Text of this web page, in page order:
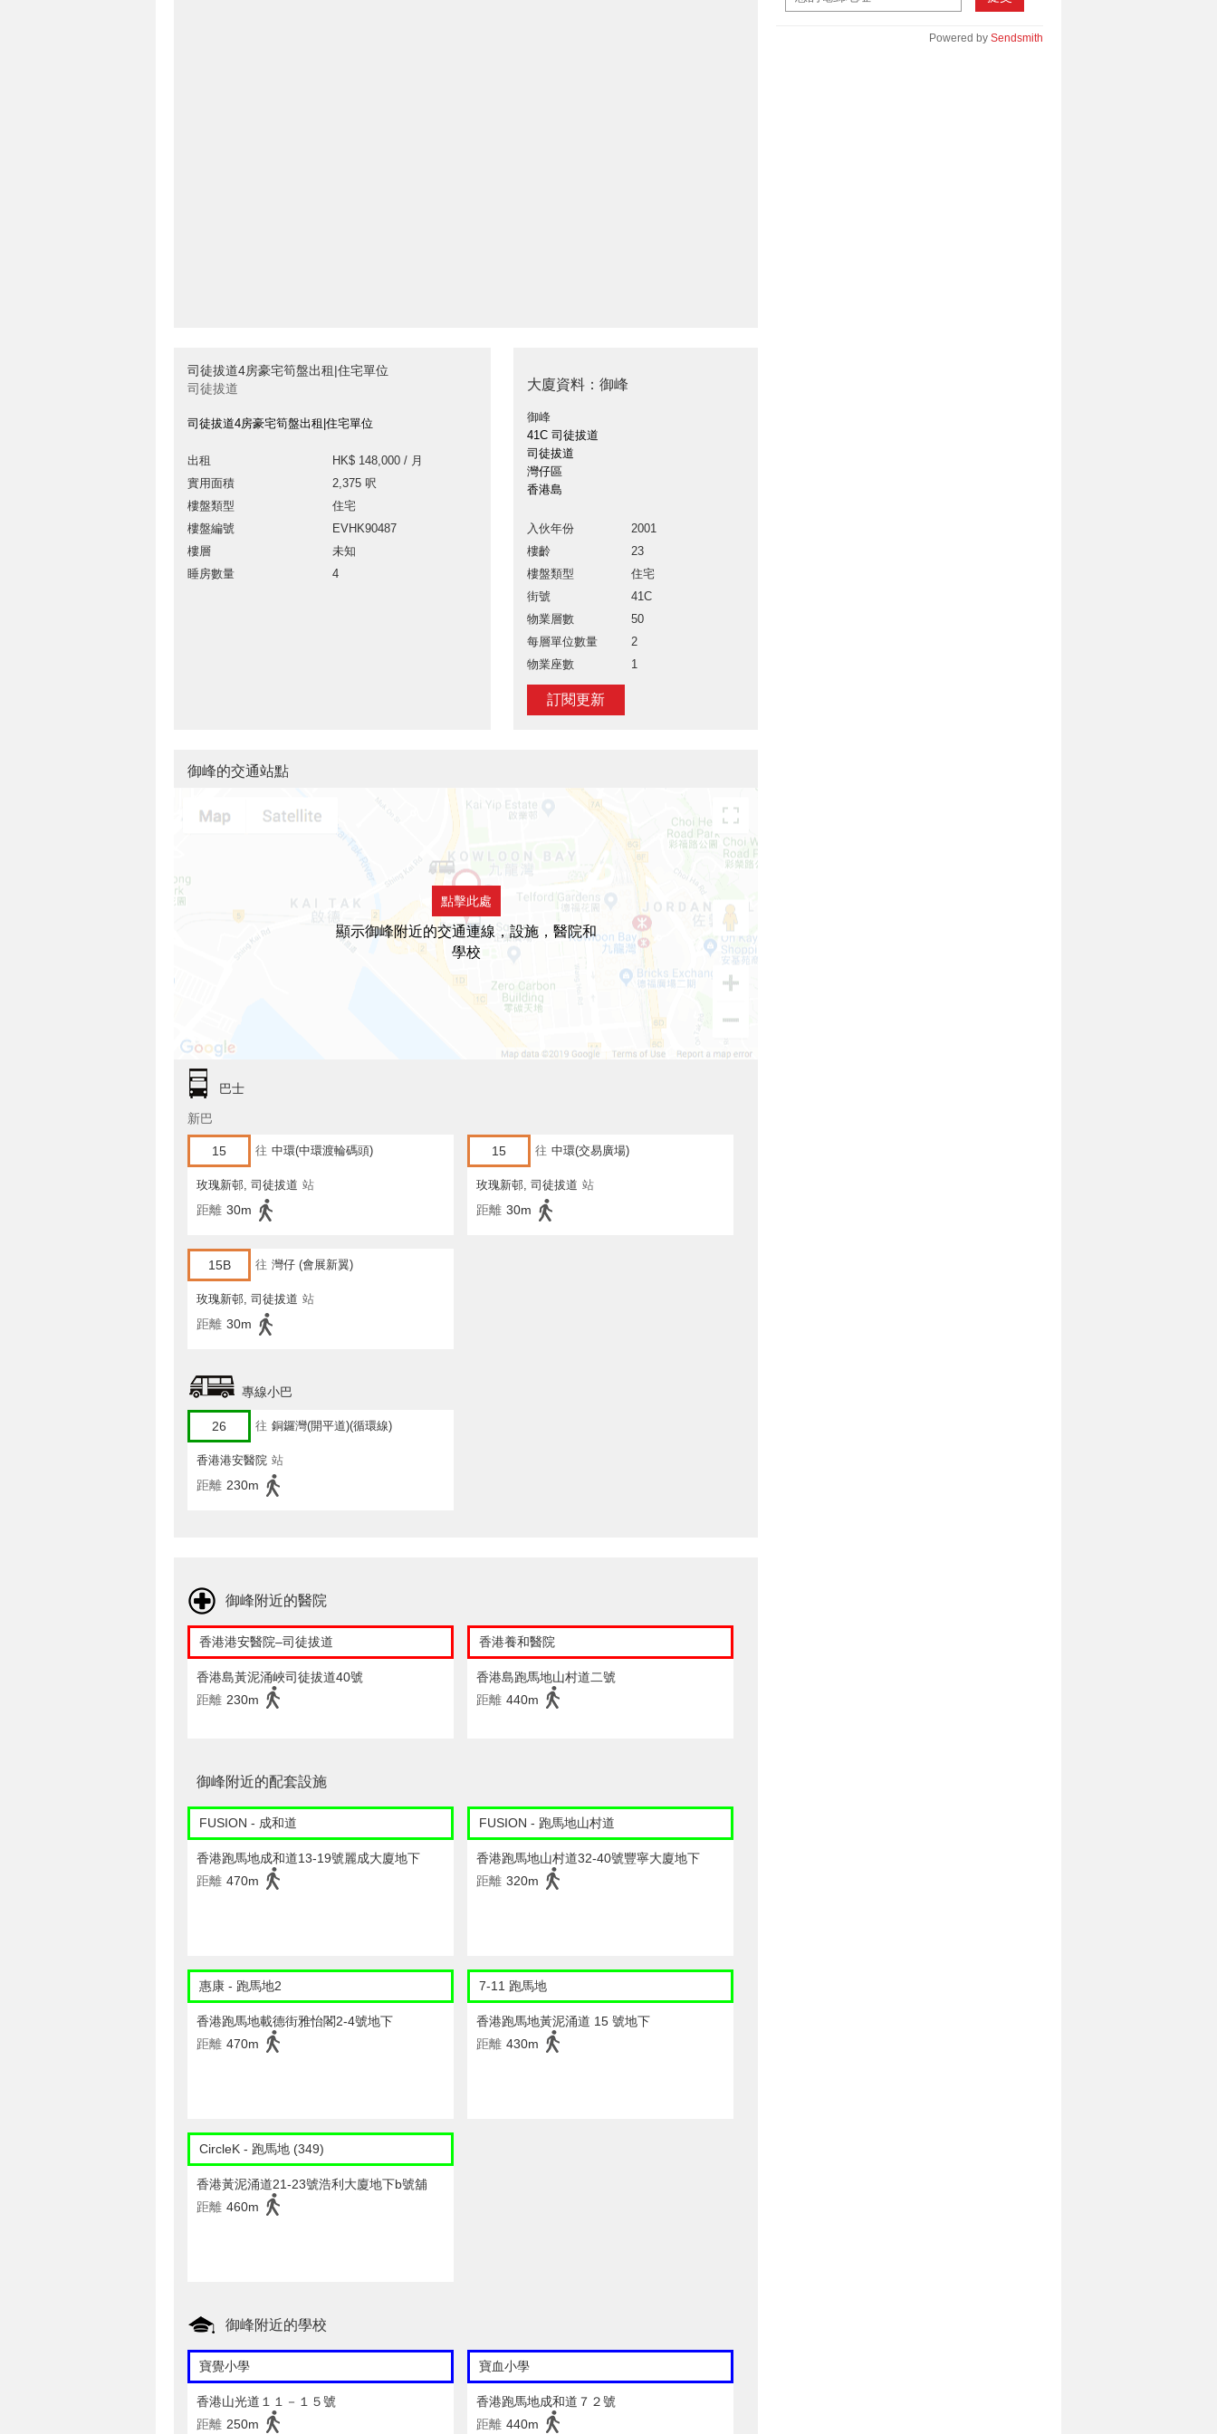
司徒拔道4房豪宅筍盤出租|住宅單位
司徒拔道
司徒拔道4房豪宅筍盤出租|住宅單位
出租
HK$ 148,000 / 月
實用面積
2,375 呎
樓盤類型
住宅
樓盤編號
EVHK90487
樓層
未知
睡房數量
4
大廈資料：御峰
御峰
41C 司徒拔道
司徒拔道
灣仔區
香港島
入伙年份
2001
樓齡
23
樓盤類型
住宅
街號
41C
物業層數
50
每層單位數量
2
物業座數
1
訂閱更新
Powered by Sendsmith
御峰的交通站點
點擊此處
顯示御峰附近的交通連線，設施，醫院和
學校
巴士
新巴
15 往 中環(中環渡輪碼頭)
玫瑰新邨, 司徒拔道 站
距離 30m
15 往 中環(交易廣場)
玫瑰新邨, 司徒拔道 站
距離 30m
15B 往 灣仔 (會展新翼)
玫瑰新邨, 司徒拔道 站
距離 30m
專線小巴
26 往 銅鑼灣(開平道)(循環線)
香港港安醫院 站
距離 230m
御峰附近的醫院
香港港安醫院–司徒拔道
香港島黃泥涌峽司徒拔道40號
距離 230m
香港養和醫院
香港島跑馬地山村道二號
距離 440m
御峰附近的配套設施
FUSION - 成和道
香港跑馬地成和道13-19號麗成大廈地下
距離 470m
FUSION - 跑馬地山村道
香港跑馬地山村道32-40號豐寧大廈地下
距離 320m
惠康 - 跑馬地2
香港跑馬地載德街雅怡閣2-4號地下
距離 470m
7-11 跑馬地
香港跑馬地黃泥涌道 15 號地下
距離 430m
CircleK - 跑馬地 (349)
香港黃泥涌道21-23號浩利大廈地下b號舖
距離 460m
御峰附近的學校
寶覺小學
香港山光道１１－１５號
距離 250m
寶血小學
香港跑馬地成和道７２號
距離 440m